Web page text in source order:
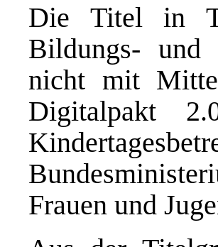
Die Titel in
Bildungs- und
nicht mit
Digitalpakt
Frauen und